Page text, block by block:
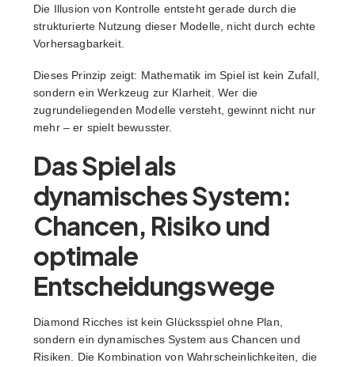
Die Illusion von Kontrolle entsteht gerade durch die
strukturierte Nutzung dieser Modelle, nicht durch echte
Vorhersagbarkeit.
Dieses Prinzip zeigt: Mathematik im Spiel ist kein Zufall,
sondern ein Werkzeug zur Klarheit. Wer die
zugrundeliegenden Modelle versteht, gewinnt nicht nur
mehr – er spielt bewusster.
Das Spiel als
dynamisches System:
Chancen, Risiko und
optimale
Entscheidungswege
Diamond Ricches ist kein Glücksspiel ohne Plan,
sondern ein dynamisches System aus Chancen und
Risiken. Die Kombination von Wahrscheinlichkeiten, die